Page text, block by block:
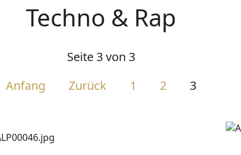
Techno & Rap
Seite 3 von 3
Anfang
Zurück 1 2 3